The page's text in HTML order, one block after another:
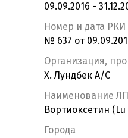
09.09.2016 -
Номер и дата РКИ
№ 637 от
Организация,
Х. Лундбек А/С
Наименование ЛП
Вортиоксетин (Lu
Города